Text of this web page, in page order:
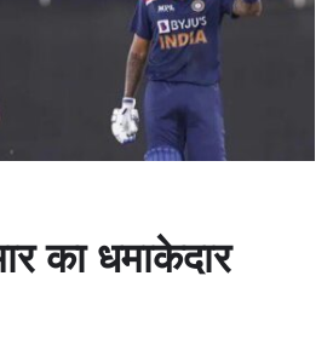
का धमाकेदार